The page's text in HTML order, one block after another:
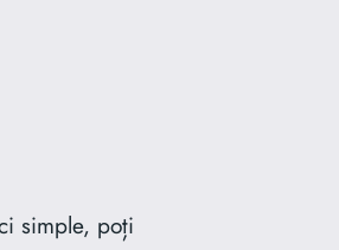
simple, poți